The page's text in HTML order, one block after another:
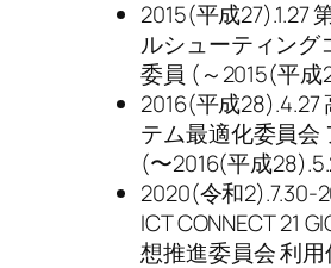
2015(平成27).1.27
ルシューティング
委員 (～2015(平成
2016(平成28).4.27
テム最適化委員会
(〜2016(平成
2020(令和2).7.30-
ICT CONNECT 21
想推進委員会 利